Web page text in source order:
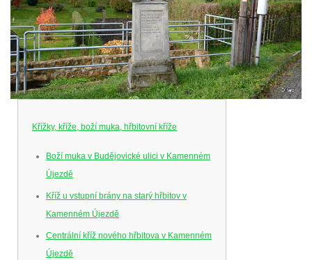
Křížky, kříže, boží muka, hřbitovní kříže
Boží muka v Budějovické ulici v Kamenném
Újezdě
Kříž u vstupní brány na starý hřbitov v
Kamenném Újezdě
Centrální kříž nového hřbitova v Kamenném
Újezdě